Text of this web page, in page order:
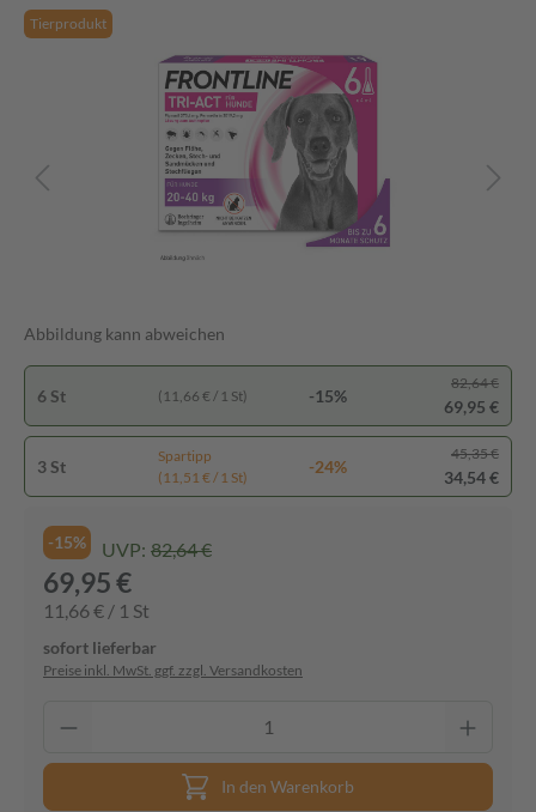
Tierprodukt
Abbildung kann abweichen
6 St (11,66 € / 1 St) -15%
82,64 €
69,95 €
3 St
Spartipp
(11,51 € / 1 St)
-24%
45,35 €
34,54 €
-15% UVP: 82,64 €
69,95 €
11,66 € / 1 St
sofort lieferbar
Preise inkl. MwSt. ggf. zzgl. Versandkosten
In den Warenkorb